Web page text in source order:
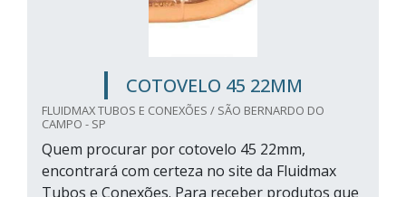
COTOVELO 45 22MM
FLUIDMAX TUBOS E CONEXÕES / SÃO BERNARDO DO
CAMPO - SP
Quem procurar por cotovelo 45 22mm,
encontrará com certeza no site da Fluidmax
Tubos e Conexões. Para receber produtos que